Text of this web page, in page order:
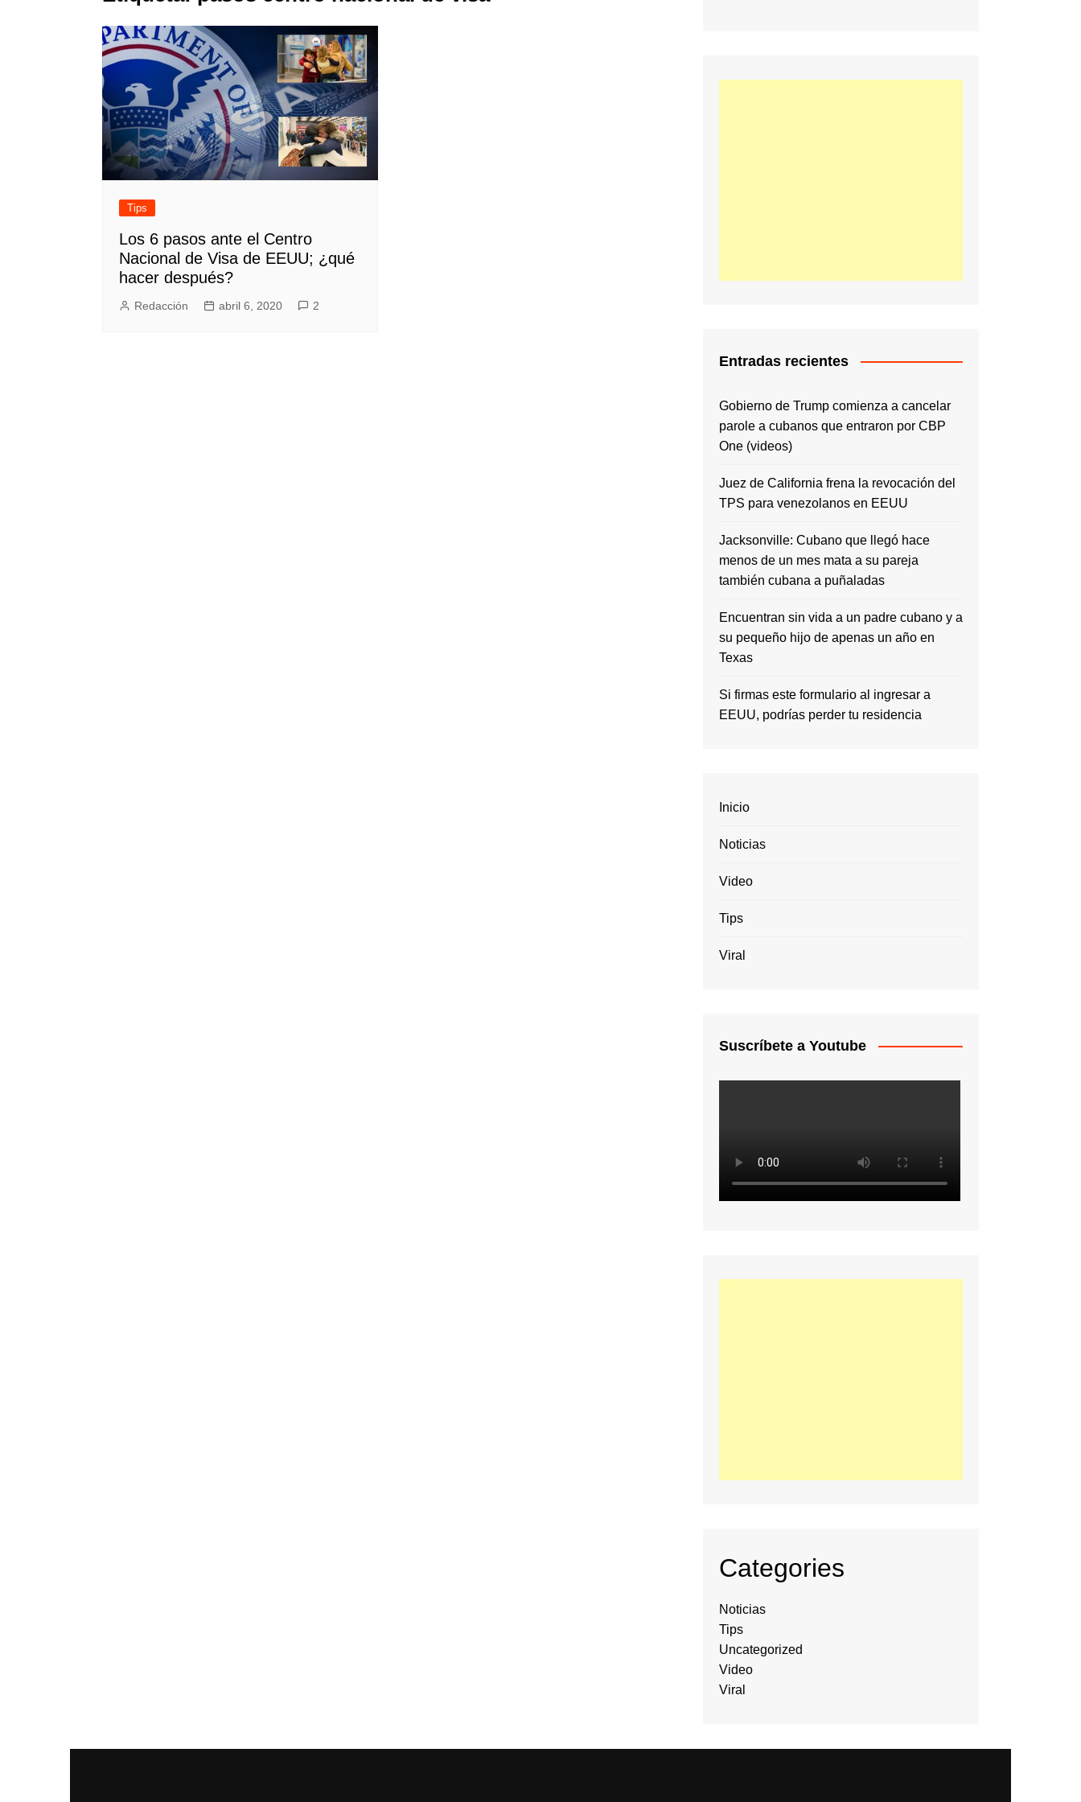
Tips
Los 6 pasos ante el Centro
Nacional de Visa de EEUU; ¿qué
hacer después?
Redacción abril 6, 2020 2
Entradas recientes
Gobierno de Trump comienza a cancelar
parole a cubanos que entraron por CBP
One (videos)
Juez de California frena la revocación del
TPS para venezolanos en EEUU
Jacksonville: Cubano que llegó hace
menos de un mes mata a su pareja
también cubana a puñaladas
Encuentran sin vida a un padre cubano y a
su pequeño hijo de apenas un año en
Texas
Si firmas este formulario al ingresar a
EEUU, podrías perder tu residencia
Inicio
Noticias
Video
Tips
Viral
Suscríbete a Youtube
Categories
Noticias
Tips
Uncategorized
Video
Viral